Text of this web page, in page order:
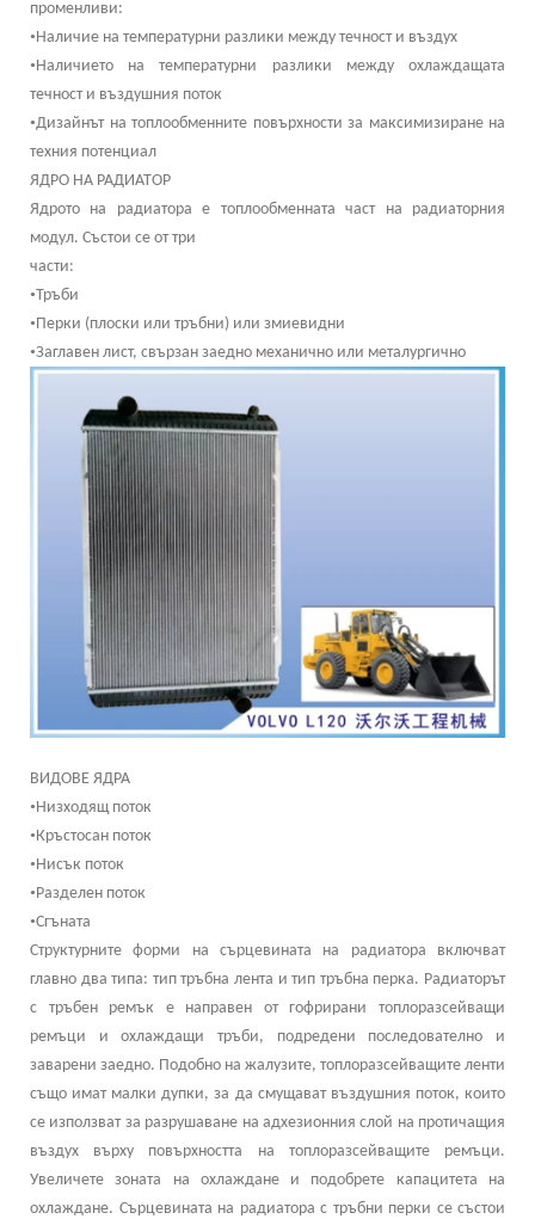
променливи:
•Наличие на температурни разлики между течност и въздух
•Наличието на температурни разлики между охлаждащата
течност и въздушния поток
•Дизайнът на топлообменните повърхности за максимизиране на
техния потенциал
ЯДРО НА РАДИАТОР
Ядрото на радиатора е топлообменната част на радиаторния
модул. Състои се от три
части:
•Тръби
•Перки (плоски или тръбни) или змиевидни
•Заглавен лист, свързан заедно механично или металургично
ВИДОВЕ ЯДРА
•Низходящ поток
•Кръстосан поток
•Нисък поток
•Разделен поток
•Сгъната
Структурните форми на сърцевината на радиатора включват
главно два типа: тип тръбна лента и тип тръбна перка. Радиаторът
с тръбен ремък е направен от гофрирани топлоразсейващи
ремъци и охлаждащи тръби, подредени последователно и
заварени заедно. Подобно на жалузите, топлоразсейващите ленти
също имат малки дупки, за да смущават въздушния поток, които
се използват за разрушаване на адхезионния слой на протичащия
въздух върху повърхността на топлоразсейващите ремъци.
Увеличете зоната на охлаждане и подобрете капацитета на
охлаждане. Сърцевината на радиатора с тръбни перки се състои